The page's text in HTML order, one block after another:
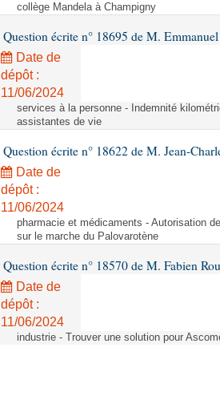
collège Mandela à Champigny
Question écrite n° 18695 de M.
Date de
dépôt :
11/06/2024
services à la personne - Indemnité
assistantes de vie
Question écrite n° 18622 de M. Jean-
Date de
dépôt :
11/06/2024
pharmacie et médicaments - Autorisation
sur le marche du Palovarotène
Question écrite n° 18570 de M. Fabien
Date de
dépôt :
11/06/2024
industrie - Trouver une solution pour